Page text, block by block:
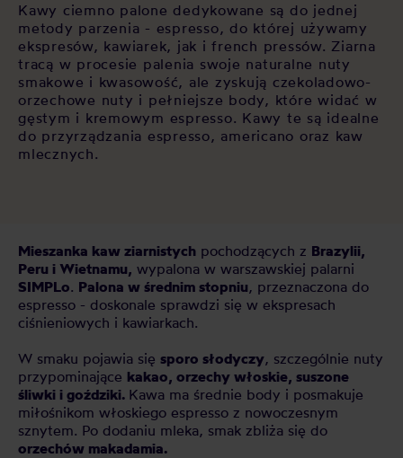
Kawy ciemno palone dedykowane są do jednej
metody parzenia - espresso, do której używamy
ekspresów, kawiarek, jak i french pressów. Ziarna
tracą w procesie palenia swoje naturalne nuty
smakowe i kwasowość, ale zyskują czekoladowo-
orzechowe nuty i pełniejsze body, które widać w
gęstym i kremowym espresso. Kawy te są idealne
do przyrządzania espresso, americano oraz kaw
mlecznych.
Mieszanka kaw ziarnistych pochodzących z Brazylii,
Peru i Wietnamu, wypalona w warszawskiej palarni
SIMPLo. Palona w średnim stopniu, przeznaczona do
espresso - doskonale sprawdzi się w ekspresach
ciśnieniowych i kawiarkach.
W smaku pojawia się sporo słodyczy, szczególnie nuty
przypominające kakao, orzechy włoskie, suszone
śliwki i goździki. Kawa ma średnie body i posmakuje
miłośnikom włoskiego espresso z nowoczesnym
sznytem. Po dodaniu mleka, smak zbliża się do
orzechów makadamia.